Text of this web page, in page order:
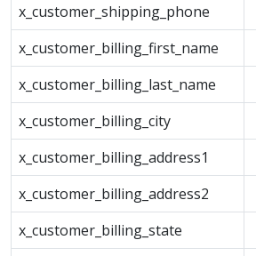
x_customer_shipping_phone
x_customer_billing_first_name
x_customer_billing_last_name
x_customer_billing_city
x_customer_billing_address1
x_customer_billing_address2
x_customer_billing_state